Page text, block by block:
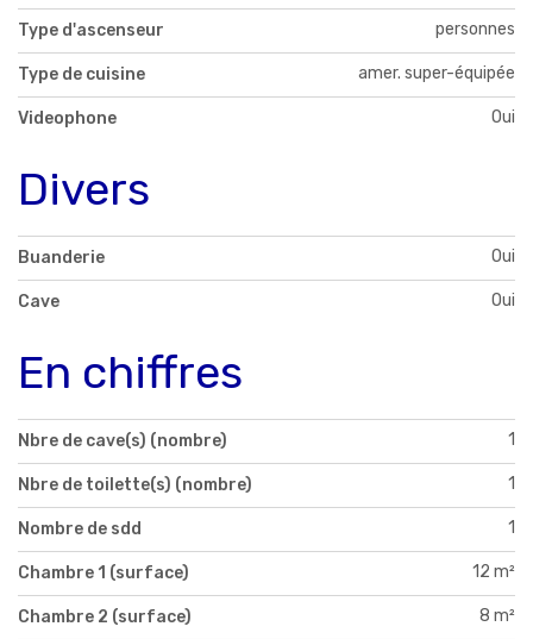
Type d'ascenseur personnes
Type de cuisine amer. super-équipée
Videophone Oui
Divers
Buanderie Oui
Cave Oui
En chiffres
Nbre de cave(s) (nombre) 1
Nbre de toilette(s) (nombre) 1
Nombre de sdd 1
Chambre 1 (surface) 12 m²
Chambre 2 (surface) 8 m²